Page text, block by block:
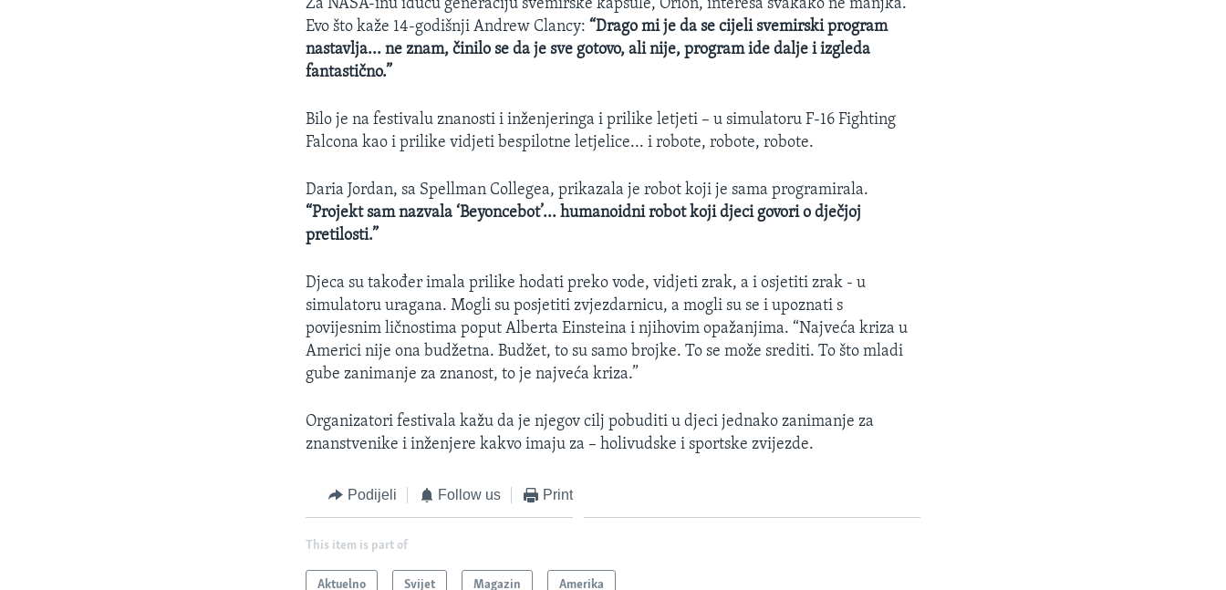
Za NASA-inu iduću generaciju svemirske kapsule, Orion, interesa svakako ne manjka.
Evo što kaže 14-godišnji Andrew Clancy:“Drago mi je da se cijeli svemirski program
nastavlja... ne znam, činilo se da je sve gotovo, ali nije, program ide dalje i izgleda
fantastično.”
Bilo je na festivalu znanosti i inženjeringa i prilike letjeti – u simulatoru F-16 Fighting
Falcona kao i prilike vidjeti bespilotne letjelice... i robote, robote, robote.
Daria Jordan, sa Spellman Collegea, prikazala je robot koji je sama programirala.
“Projekt sam nazvala ‘Beyoncebot’... humanoidni robot koji djeci govori o dječjoj
pretilosti.”
Djeca su također imala prilike hodati preko vode, vidjeti zrak, a i osjetiti zrak - u
simulatoru uragana. Mogli su posjetiti zvjezdarnicu, a mogli su se i upoznati s
povijesnim ličnostima poput Alberta Einsteina i njihovim opažanjima. “Najveća kriza u
Americi nije ona budžetna. Budžet, to su samo brojke. To se može srediti. To što mladi
gube zanimanje za znanost, to je najveća kriza.”
Organizatori festivala kažu da je njegov cilj pobuditi u djeci jednako zanimanje za
znanstvenike i inženjere kakvo imaju za – holivudske i sportske zvijezde.
Podijeli Follow us Print
This item is part of
Aktuelno Svijet Magazin Amerika